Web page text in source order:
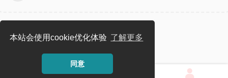
本站会使用cookie优化体验 了解更多
同意